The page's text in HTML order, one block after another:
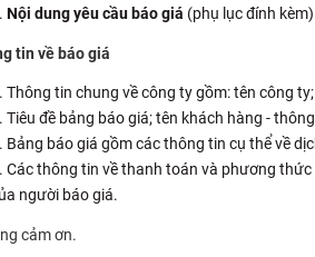
Nội dung yêu cầu báo giá (phụ lục đính
tin về báo giá
Thông tin chung về công ty gồm: tên công
Tiêu đề bảng báo giá; tên khách hàng -
Bảng báo giá gồm các thông tin cụ thể về
Các thông tin về thanh toán và phương
người báo giá.
cảm ơn.